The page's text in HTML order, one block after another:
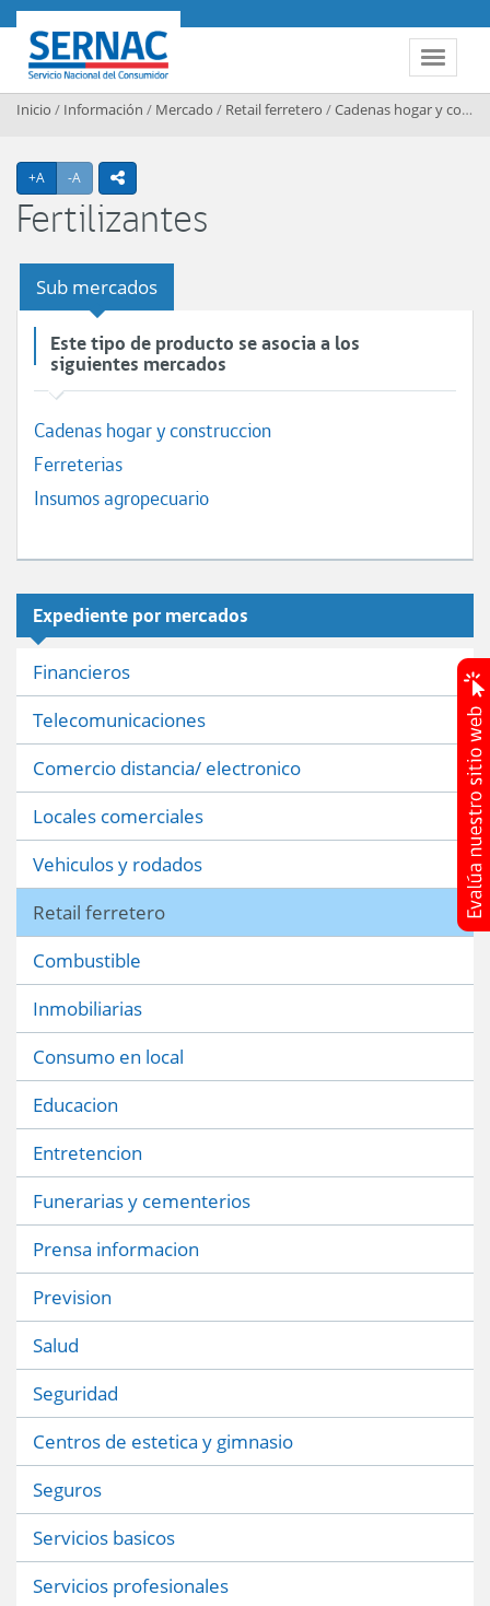
Contenido principal
Toggle
SERNAC
Inicio / Información / Mercado / Retail ferretero /Cadenas hogar y construccion
+A Agrandar texto
-A Achicar textoicono compartir
Fertilizantes
Sub mercados
Este tipo de producto se asocia a los
siguientes mercados
Cadenas hogar y construccion
Ferreterias
Insumos agropecuario
Expediente por mercados
Financieros
Telecomunicaciones
Comercio distancia/ electronico
Locales comerciales
Vehiculos y rodados
Retail ferretero
Combustible
Inmobiliarias
Consumo en local
Educacion
Entretencion
Funerarias y cementerios
Prensa informacion
Prevision
Salud
Seguridad
Centros de estetica y gimnasio
Seguros
Servicios basicos
Servicios profesionales